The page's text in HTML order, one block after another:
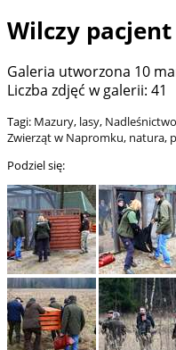
Wilczy
Galeria utworzona 10
Liczba zdjęć w galerii: 41
Tagi: Mazury, lasy,
Zwierząt w Napromku, natura,
Podziel się: